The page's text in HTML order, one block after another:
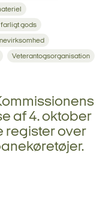
farligt gods
Veterantogsorganisation
af 4. oktober
register over